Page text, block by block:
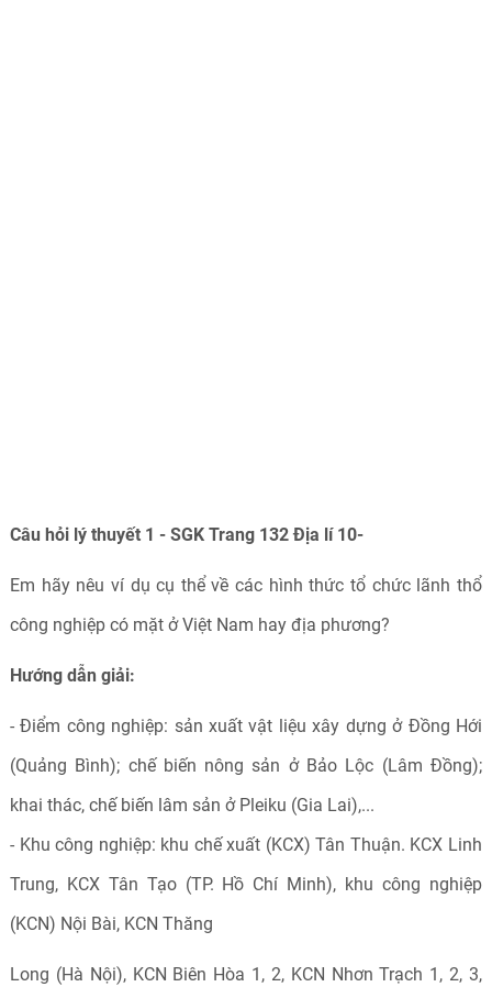
Câu hỏi lý thuyết 1 - SGK Trang 132 Địa lí 10-
Em hãy nêu ví dụ cụ thể về các hình thức tổ chức lãnh thổ
công nghiệp có mặt ở Việt Nam hay địa phương?
Hướng dẫn giải:
- Điểm công nghiệp: sản xuất vật liệu xây dựng ở Đồng Hới
(Quảng Bình); chế biến nông sản ở Bảo Lộc (Lâm Đồng);
khai thác, chế biến lâm sản ở Pleiku (Gia Lai),...
- Khu công nghiệp: khu chế xuất (KCX) Tân Thuận. KCX Linh
Trung, KCX Tân Tạo (TP. Hồ Chí Minh), khu công nghiệp
(KCN) Nội Bài, KCN Thăng
Long (Hà Nội), KCN Biên Hòa 1, 2, KCN Nhơn Trạch 1, 2, 3,